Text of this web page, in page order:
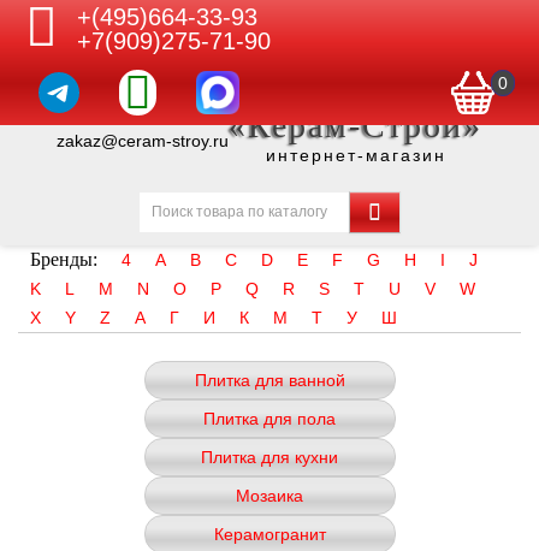
+(495)664-33-93
+7(909)275-71-90
0
zakaz@ceram-stroy.ru«Керам-Строй»
интернет-магазин
Бренды: 4 A B C D E F G H I
J
K
L M N O P Q R S T U V
W
X
Y Z А Г И К М Т У Ш
Плитка для ванной
Плитка для пола
Плитка для кухни
Мозаика
Керамогранит